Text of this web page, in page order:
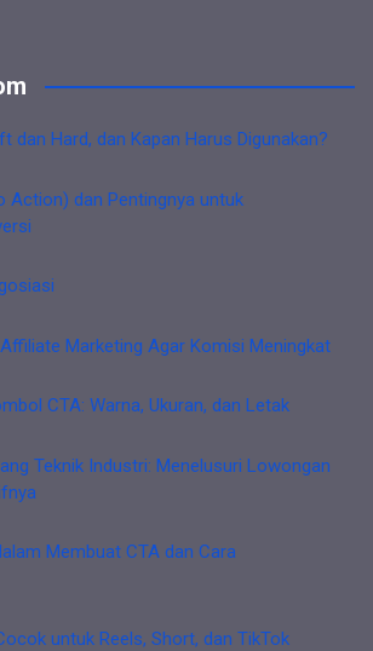
dan Hard, dan Kapan Harus Digunakan?
Action) dan Pentingnya untuk
Marketing Agar Komisi Meningkat
CTA: Warna, Ukuran, dan Letak
Teknik Industri: Menelusuri Lowongan
Membuat CTA dan Cara
untuk Reels, Short, dan TikTok